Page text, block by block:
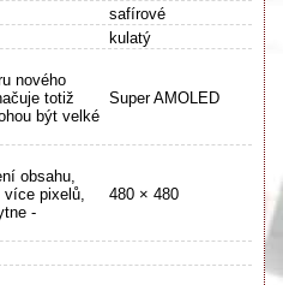
safírové
kulatý
nového
totiž
být velké
Super AMOLED
obsahu,
pixelů,
-
480 × 480